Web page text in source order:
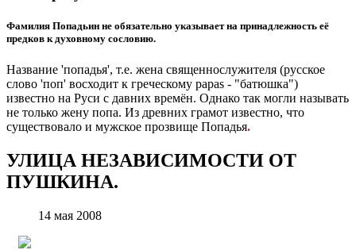
Фамилия Попадьин не обязательно указывает на принадлежность её
предков к духовному сословию.
Название 'попадья', т.е. жена священнослужителя (русское
слово 'поп' восходит к греческому papas - "батюшка")
известно на Руси с давних времён. Однако так могли называть
не только жену попа. Из древних грамот известно, что
существовало и мужское прозвище Попадья.
УЛИЦА НЕЗАВИСИМОСТИ ОТ
ПУШКИНА.
14 мая 2008